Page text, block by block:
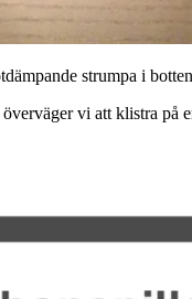
strumpa i
vi att klistra på